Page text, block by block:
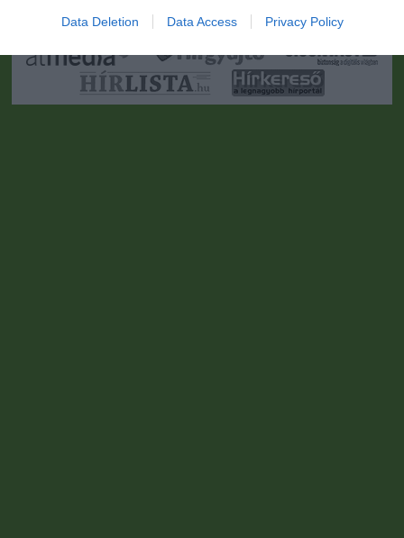
Data Deletion Data Access Privacy Policy
Partnerek
ma.hu RSS csatornái•